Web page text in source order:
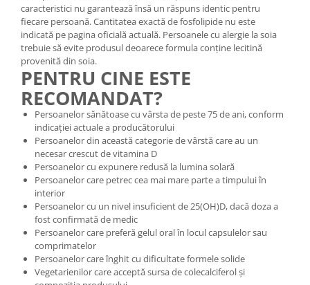
caracteristici nu garantează însă un răspuns identic pentru
fiecare persoană. Cantitatea exactă de fosfolipide nu este
indicată pe pagina oficială actuală. Persoanele cu alergie la soia
trebuie să evite produsul deoarece formula conține lecitină
provenită din soia.
PENTRU CINE ESTE
RECOMANDAT?
Persoanelor sănătoase cu vârsta de peste 75 de ani, conform
indicației actuale a producătorului
Persoanelor din această categorie de vârstă care au un
necesar crescut de vitamina D
Persoanelor cu expunere redusă la lumina solară
Persoanelor care petrec cea mai mare parte a timpului în
interior
Persoanelor cu un nivel insuficient de 25(OH)D, dacă doza a
fost confirmată de medic
Persoanelor care preferă gelul oral în locul capsulelor sau
comprimatelor
Persoanelor care înghit cu dificultate formele solide
Vegetarienilor care acceptă sursa de colecalciferol și